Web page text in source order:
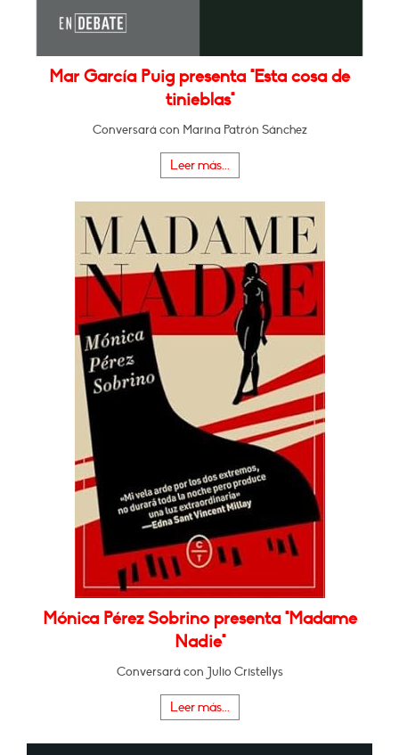
Mar García Puig presenta "Esta cosa de
tinieblas"
Conversará con Marina Patrón Sánchez
Leer más...
Mónica Pérez Sobrino presenta "Madame
Nadie"
Conversará con Julio Cristellys
Leer más...